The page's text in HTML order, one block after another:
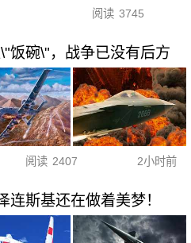
阅读 3745
饭碗\"，战争已没有后方
阅读 2407 2小时前
连斯基还在做着美梦！